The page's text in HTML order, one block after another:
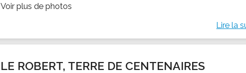
Voir plus de photos
Lire la
LE ROBERT, TERRE DE CENTENAIRES